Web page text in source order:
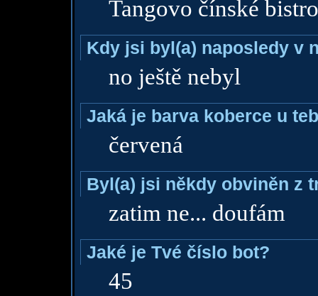
Tangovo čínské
Kdy jsi byl(a) naposledy v
no ještě nebyl
Jaká je barva koberce u
červená
Byl(a) jsi někdy obviněn z
zatim ne... doufám
Jaké je Tvé číslo bot?
45